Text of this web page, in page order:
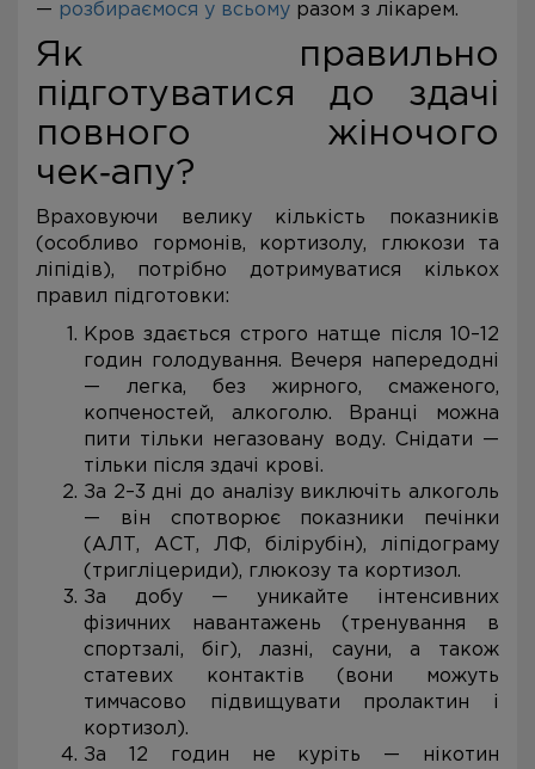
— розбираємося у всьому разом з лікарем.
Як правильно
підготуватися до здачі
повного жіночого
чек‑апу?
Враховуючи велику кількість показників
(особливо гормонів, кортизолу, глюкози та
ліпідів), потрібно дотримуватися кількох
правил підготовки:
Кров здається строго натще після 10–12
годин голодування. Вечеря напередодні
— легка, без жирного, смаженого,
копченостей, алкоголю. Вранці можна
пити тільки негазовану воду. Снідати —
тільки після здачі крові.
За 2–3 дні до аналізу виключіть алкоголь
— він спотворює показники печінки
(АЛТ, АСТ, ЛФ, білірубін), ліпідограму
(тригліцериди), глюкозу та кортизол.
За добу — уникайте інтенсивних
фізичних навантажень (тренування в
спортзалі, біг), лазні, сауни, а також
статевих контактів (вони можуть
тимчасово підвищувати пролактин і
кортизол).
За 12 годин не куріть — нікотин